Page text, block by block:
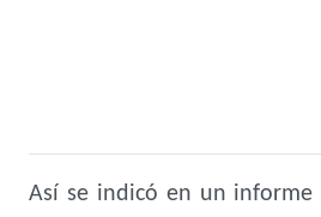
Así se indicó en un informe